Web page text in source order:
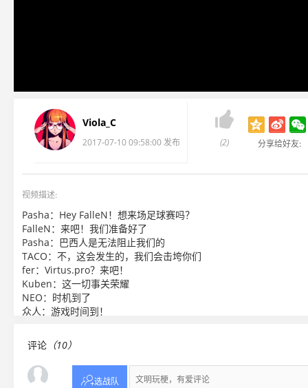
Viola_C
2017-07-10 09:58:00 发布

(2) 分享给好友:
视频描述:
Pasha：Hey FalleN！想来场足球赛吗？
FalleN：来吧！我们准备好了
Pasha：巴西人是无法阻止我们的
TACO：不，这会发生的，我们会击垮你们
fer：Virtus.pro？来吧！
Kuben：这一切事关荣耀
NEO：时机到了
众人：游戏时间到！
评论 （10）
选战队